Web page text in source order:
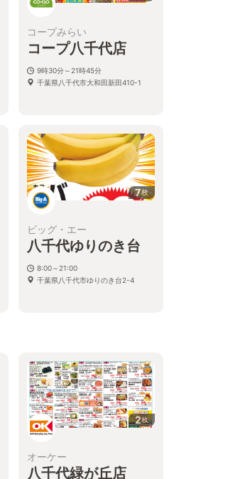
コープみらい
コープ八千代店
9時30分～21時45分
千葉県八千代市大和田新田410-1
7枚
ビッグ・エー
八千代ゆりのき台
8:00～21:00
千葉県八千代市ゆりのき台2-4
2枚
オーケー
八千代緑が丘店